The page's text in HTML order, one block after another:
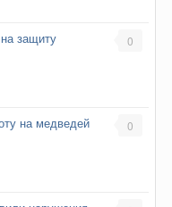
0
защиту
0
на медведей